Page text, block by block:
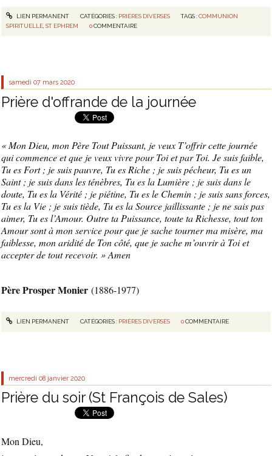
LIEN PERMANENT CATÉGORIES : PRIÈRES DIVERSES TAGS :COMMUNION
SPIRITUELLE ,ST EPHREM 0 COMMENTAIRE
samedi 07 mars 2020
Prière d'offrande de la journée
« Mon Dieu, mon Père Tout Puissant, je veux T’offrir cette journée
qui commence et que je veux vivre pour Toi et par Toi. Je suis faible,
Tu es Fort ; je suis pauvre, Tu es Riche ; je suis pécheur, Tu es un
Saint ; je suis dans les ténèbres, Tu es la Lumière ; je suis dans le
doute, Tu es la Vérité ; je piétine, Tu es le Chemin ; je suis sans forces,
Tu es la Vie ; je suis tiède, Tu es la Source jaillissante ; je ne sais pas
aimer, Tu es l’Amour. Outre ta Puissance, toute ta Richesse, tout ton
Amour sont à mon service pour que je sache tourner ma misère, ma
faiblesse, mon aridité de Ton côté, que je sache m’ouvrir à Toi et
accepter de tout recevoir. » Amen
Père Prosper Monier (1886-1977)
LIEN PERMANENT CATÉGORIES : PRIÈRES DIVERSES 0COMMENTAIRE
mercredi 08 janvier 2020
Prière du soir (St François de Sales)
Mon Dieu,